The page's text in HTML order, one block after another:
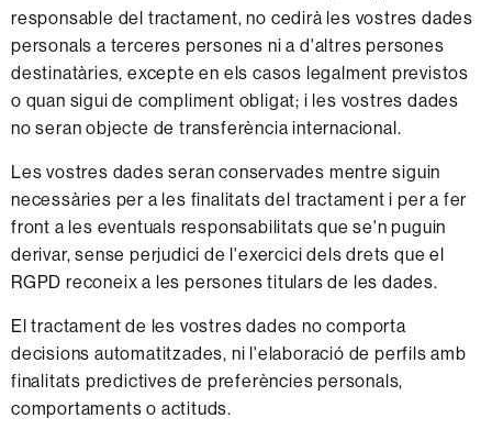
responsable del tractament, no cedirà les vostres dades
personals a terceres persones ni a d'altres persones
destinatàries, excepte en els casos legalment previstos
o quan sigui de compliment obligat; i les vostres dades
no seran objecte de transferència internacional.
Les vostres dades seran conservades mentre siguin
necessàries per a les finalitats del tractament i per a fer
front a les eventuals responsabilitats que se'n puguin
derivar, sense perjudici de l'exercici dels drets que el
RGPD reconeix a les persones titulars de les dades.
El tractament de les vostres dades no comporta
decisions automatitzades, ni l'elaboració de perfils amb
finalitats predictives de preferències personals,
comportaments o actituds.